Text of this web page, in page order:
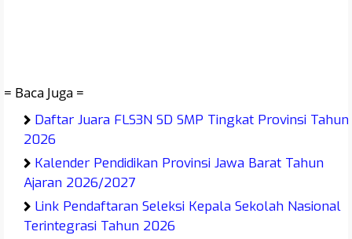
= Baca Juga =
Daftar Juara FLS3N SD SMP Tingkat Provinsi Tahun
2026
Kalender Pendidikan Provinsi Jawa Barat Tahun
Ajaran 2026/2027
Link Pendaftaran Seleksi Kepala Sekolah Nasional
Terintegrasi Tahun 2026